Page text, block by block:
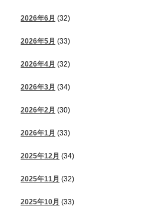
2026年6月 (32)
2026年5月 (33)
2026年4月 (32)
2026年3月 (34)
2026年2月 (30)
2026年1月 (33)
2025年12月 (34)
2025年11月 (32)
2025年10月 (33)